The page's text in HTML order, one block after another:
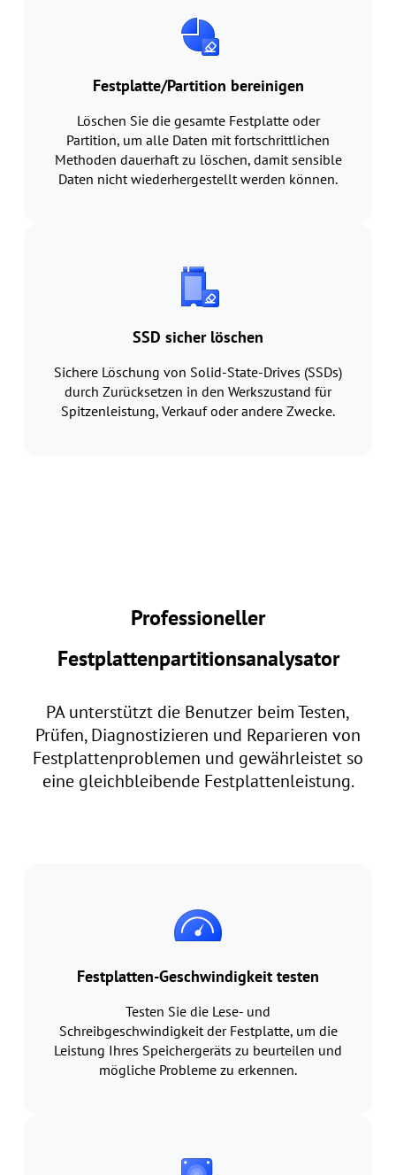
Festplatte/Partition bereinigen
Löschen Sie die gesamte Festplatte oder
Partition, um alle Daten mit fortschrittlichen
Methoden dauerhaft zu löschen, damit sensible
Daten nicht wiederhergestellt werden können.
SSD sicher löschen
Sichere Löschung von Solid-State-Drives (SSDs)
durch Zurücksetzen in den Werkszustand für
Spitzenleistung, Verkauf oder andere Zwecke.
Professioneller
Festplattenpartitionsanalysator
PA unterstützt die Benutzer beim Testen,
Prüfen, Diagnostizieren und Reparieren von
Festplattenproblemen und gewährleistet so
eine gleichbleibende Festplattenleistung.
Festplatten-Geschwindigkeit testen
Testen Sie die Lese- und
Schreibgeschwindigkeit der Festplatte, um die
Leistung Ihres Speichergeräts zu beurteilen und
mögliche Probleme zu erkennen.